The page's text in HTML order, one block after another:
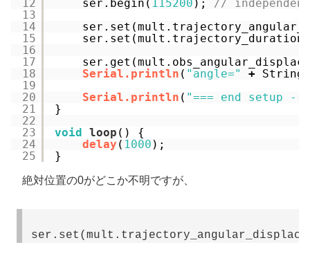
12
13
14
15
16
17
18
19
20
21
22
23
24
25
ser.begin( 115200 ); // independent
Serial.println ( "angle=" +
Serial.println ( "=== end setup
}
void loop () {
delay ( 1000 );
}
絶対位置の0がどこか不明ですが、